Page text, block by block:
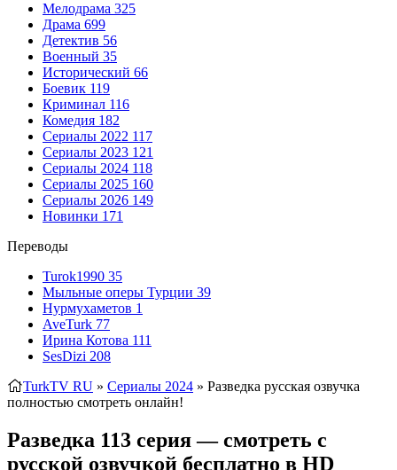
Мелодрама 325
Драма 699
Детектив 56
Военный 35
Исторический 66
Боевик 119
Криминал 116
Комедия 182
Сериалы 2022 117
Сериалы 2023 121
Сериалы 2024 118
Сериалы 2025 160
Сериалы 2026 149
Новинки 171
Переводы
Turok1990 35
Мыльные оперы Турции 39
Нурмухаметов 1
AveTurk 77
Ирина Котова 111
SesDizi 208
TurkTV RU » Сериалы 2024 » Разведка русская озвучка
полностью смотреть онлайн!
Разведка 113 серия — смотреть с
русской озвучкой бесплатно в HD